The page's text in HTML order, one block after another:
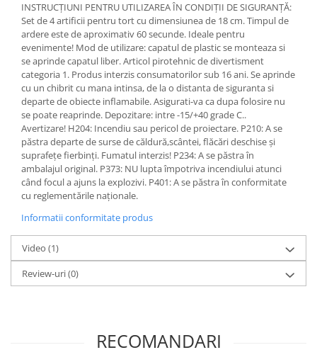
INSTRUCȚIUNI PENTRU UTILIZAREA ÎN CONDIȚII DE SIGURANȚĂ:
Set de 4 artificii pentru tort cu dimensiunea de 18 cm. Timpul de
ardere este de aproximativ 60 secunde. Ideale pentru
evenimente! Mod de utilizare: capatul de plastic se monteaza si
se aprinde capatul liber. Articol pirotehnic de divertisment
categoria 1. Produs interzis consumatorilor sub 16 ani. Se aprinde
cu un chibrit cu mana intinsa, de la o distanta de siguranta si
departe de obiecte inflamabile. Asigurati-va ca dupa folosire nu
se poate reaprinde. Depozitare: intre -15/+40 grade C..
Avertizare! H204: Incendiu sau pericol de proiectare. P210: A se
păstra departe de surse de căldură,scântei, flăcări deschise și
suprafețe fierbinți. Fumatul interzis! P234: A se păstra în
ambalajul original. P373: NU lupta împotriva incendiului atunci
când focul a ajuns la explozivi. P401: A se păstra în conformitate
cu reglementările naționale.
Informatii conformitate produs
Video (1)
Review-uri(0)
RECOMANDARI